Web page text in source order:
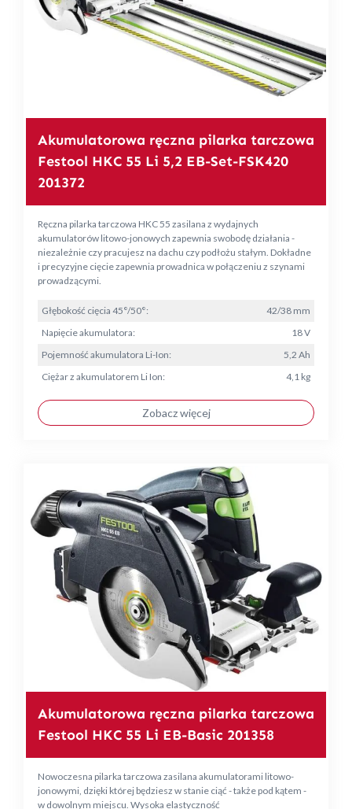
Akumulatorowa ręczna pilarka tarczowa
Festool HKC 55 Li 5,2 EB-Set-FSK420
201372
Ręczna pilarka tarczowa HKC 55 zasilana z wydajnych
akumulatorów litowo-jonowych zapewnia swobodę działania -
niezależnie czy pracujesz na dachu czy podłożu stałym. Dokładne
i precyzyjne cięcie zapewnia prowadnica w połączeniu z szynami
prowadzącymi.
Głębokość cięcia 45°/50°:
42/38 mm
Napięcie akumulatora:
18 V
Pojemność akumulatora Li-Ion:
5,2 Ah
Ciężar z akumulatorem Li Ion:
4,1 kg
Zobacz więcej
Akumulatorowa ręczna pilarka tarczowa
Festool HKC 55 Li EB-Basic 201358
Nowoczesna pilarka tarczowa zasilana akumulatorami litowo-
jonowymi, dzięki której będziesz w stanie ciąć - także pod kątem -
w dowolnym miejscu. Wysoka elastyczność